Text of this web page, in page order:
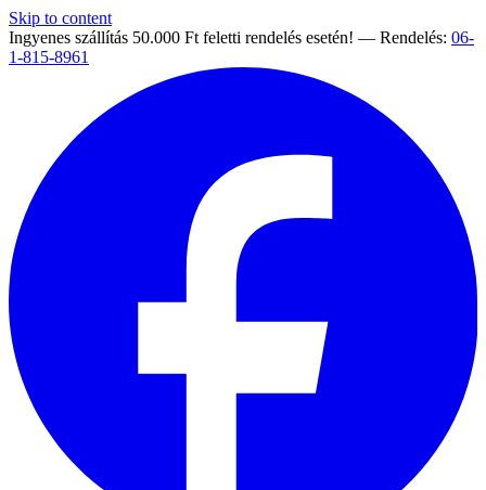
Skip to content
Ingyenes szállítás 50.000 Ft feletti rendelés esetén! — Rendelés: 06-
1-815-8961